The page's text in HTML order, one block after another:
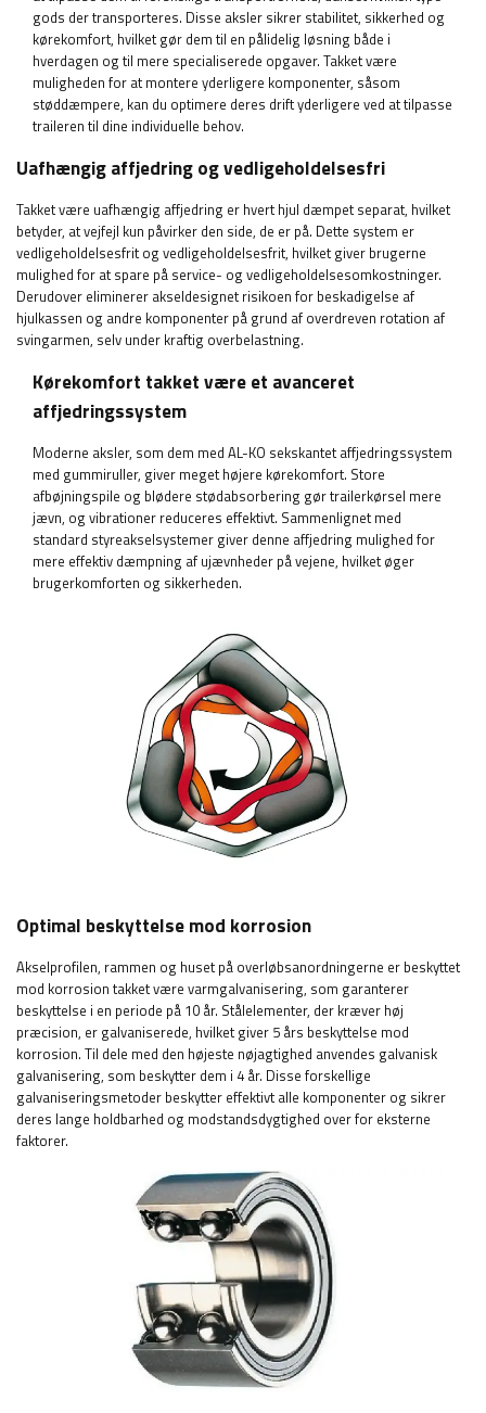
gods der transporteres. Disse aksler sikrer stabilitet, sikkerhed og
kørekomfort, hvilket gør dem til en pålidelig løsning både i
hverdagen og til mere specialiserede opgaver. Takket være
muligheden for at montere yderligere komponenter, såsom
støddæmpere, kan du optimere deres drift yderligere ved at tilpasse
traileren til dine individuelle behov.
Uafhængig affjedring og vedligeholdelsesfri
Takket være uafhængig affjedring er hvert hjul dæmpet separat, hvilket
betyder, at vejfejl kun påvirker den side, de er på. Dette system er
vedligeholdelsesfrit og vedligeholdelsesfrit, hvilket giver brugerne
mulighed for at spare på service- og vedligeholdelsesomkostninger.
Derudover eliminerer akseldesignet risikoen for beskadigelse af
hjulkassen og andre komponenter på grund af overdreven rotation af
svingarmen, selv under kraftig overbelastning.
Kørekomfort takket være et avanceret
affjedringssystem
Moderne aksler, som dem med AL-KO sekskantet affjedringssystem
med gummiruller, giver meget højere kørekomfort. Store
afbøjningspile og blødere stødabsorbering gør trailerkørsel mere
jævn, og vibrationer reduceres effektivt. Sammenlignet med
standard styreakselsystemer giver denne affjedring mulighed for
mere effektiv dæmpning af ujævnheder på vejene, hvilket øger
brugerkomforten og sikkerheden.
Optimal beskyttelse mod korrosion
Akselprofilen, rammen og huset på overløbsanordningerne er beskyttet
mod korrosion takket være varmgalvanisering, som garanterer
beskyttelse i en periode på 10 år. Stålelementer, der kræver høj
præcision, er galvaniserede, hvilket giver 5 års beskyttelse mod
korrosion. Til dele med den højeste nøjagtighed anvendes galvanisk
galvanisering, som beskytter dem i 4 år. Disse forskellige
galvaniseringsmetoder beskytter effektivt alle komponenter og sikrer
deres lange holdbarhed og modstandsdygtighed over for eksterne
faktorer.